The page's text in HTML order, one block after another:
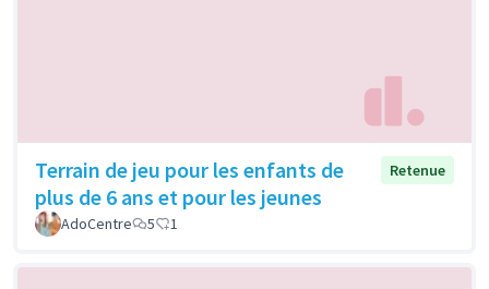
Terrain de jeu pour les enfants de
plus de 6 ans et pour les jeunes
Retenue
AdoCentre 5 1